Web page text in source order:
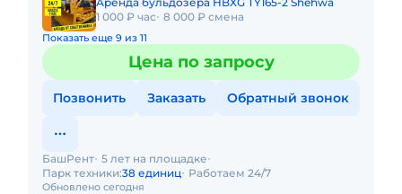
1 000 ₽ час 8 000 ₽ смена
Показать еще 9 из 11
Цена по запросу
Позвонить Заказать Обратный звонок
Обновлено сегодня
БашРент 5 лет на площадке
Парк техники:38 единиц Работаем 24/7